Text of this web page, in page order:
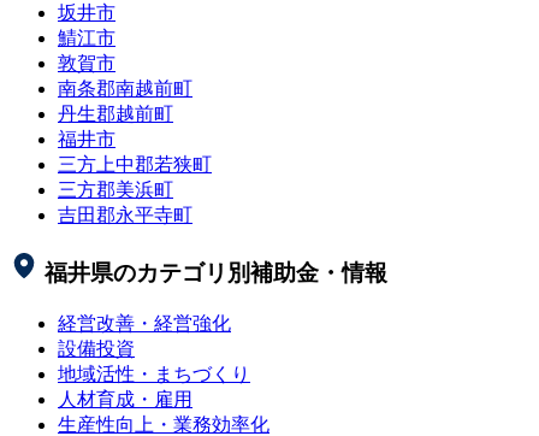
坂井市
鯖江市
敦賀市
南条郡南越前町
丹生郡越前町
福井市
三方上中郡若狭町
三方郡美浜町
吉田郡永平寺町
福井県のカテゴリ別補助金・情報
経営改善・経営強化
設備投資
地域活性・まちづくり
人材育成・雇用
生産性向上・業務効率化